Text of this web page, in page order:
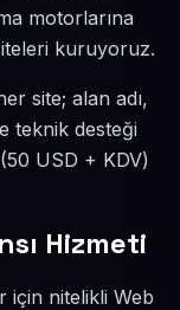
motorlarına
kuruyoruz.
site; alan adı,
teknik desteği
USD + KDV)
Hizmeti
için nitelikli Web